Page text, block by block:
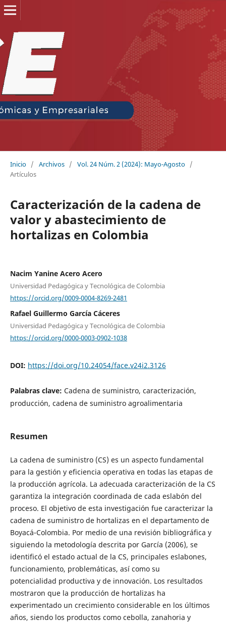
Inicio / Archivos / Vol. 24 Núm. 2 (2024): Mayo-Agosto /
Artículos
Caracterización de la cadena de
valor y abastecimiento de
hortalizas en Colombia
Nacim Yanine Acero Acero
Universidad Pedagógica y Tecnológica de Colombia
https://orcid.org/0009-0004-8269-2481
Rafael Guillermo García Cáceres
Universidad Pedagógica y Tecnológica de Colombia
https://orcid.org/0000-0003-0902-1038
DOI: https://doi.org/10.24054/face.v24i2.3126
Palabras clave: Cadena de suministro, caracterización,
producción, cadena de suministro agroalimentaria
Resumen
La cadena de suministro (CS) es un aspecto fundamental
para la gestión y eficiencia operativa en todas las etapas de
la producción agrícola. La adecuada caracterización de la CS
garantiza la integración coordinada de cada eslabón del
proceso. El objetivo de esta investigación fue caracterizar la
cadena de suministro de hortalizas en el departamento de
Boyacá-Colombia. Por medio de una revisión bibliográfica y
siguiendo la metodología descrita por García (2006), se
identificó el estado actual de la CS, principales eslabones,
funcionamiento, problemáticas, así como su
potencialidad productiva y de innovación. Los resultados
mostraron que la producción de hortalizas ha
experimentado un crecimiento considerable en los últimos
años, siendo los productos como cebolla, zanahoria y